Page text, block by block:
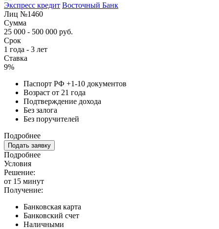
Экспресс кредит Восточный Банк
Лиц №1460
Сумма
25 000 - 500 000 руб.
Срок
1 года - 3 лет
Ставка
9%
Паспорт РФ +1-10 документов
Возраст от 21 года
Подтверждение дохода
Без залога
Без поручителей
Подробнее
Подать заявку
Подробнее
Условия
Решение:
от 15 минут
Получение:
Банковская карта
Банковский счет
Наличными